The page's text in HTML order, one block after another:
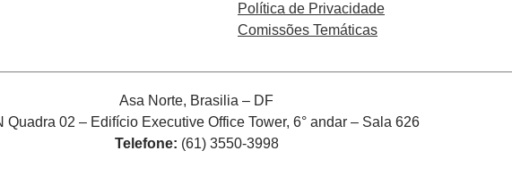
Política de Privacidade
Comissões Temáticas
Asa Norte, Brasilia – DF
Quadra 02 – Edifício Executive Office Tower, 6° andar – Sala 626
Telefone: (61) 3550-3998